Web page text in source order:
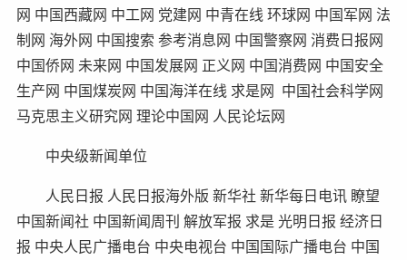
网 中国西藏网 中工网 党建网 中青在线 环球网 中国军网 法
制网 海外网 中国搜索 参考消息网 中国警察网 消费日报网
中国侨网 未来网 中国发展网 正义网 中国消费网 中国安全
生产网 中国煤炭网 中国海洋在线 求是网 中国社会科学网
马克思主义研究网 理论中国网 人民论坛网
中央级新闻单位
人民日报 人民日报海外版 新华社 新华每日电讯 瞭望
中国新闻社 中国新闻周刊 解放军报 求是 光明日报 经济日
报 中央人民广播电台 中央电视台 中国国际广播电台 中国